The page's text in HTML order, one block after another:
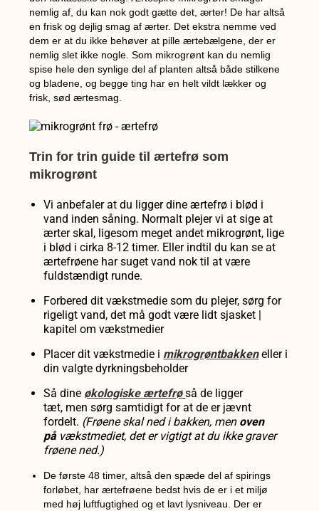
nemlig af, du kan nok godt gætte det, ærter! De har altså
en frisk og dejlig smag af ærter. Det ekstra nemme ved
dem er at du ikke behøver at pille ærtebælgene, der er
nemlig slet ikke nogle. Som mikrogrønt kan du nemlig
spise hele den synlige del af planten altså både stilkene
og bladene, og begge ting har en helt vildt lækker og
frisk, sød ærtesmag.
Trin for trin guide til ærtefrø som
mikrogrønt
Vi anbefaler at du ligger dine ærtefrø i blød i
vand inden såning. Normalt plejer vi at sige at
ærter skal, ligesom meget andet mikrogrønt, lige
i blød i cirka 8-12 timer. Eller indtil du kan se at
ærtefrøene har suget vand nok til at være
fuldstændigt runde.
Forbered dit vækstmedie som du plejer, sørg for
rigeligt vand, det må godt være lidt sjasket |
kapitel om vækstmedier
Placer dit vækstmedie i mikrogrøntbakkeneller i
din valgte dyrkningsbeholder
Så dine økologiske ærtefrø så de ligger
tæt, men sørg samtidigt for at de erjævnt
fordelt. (Frøeneskal ned i bakken, men oven
på vækstmediet, det er vigtigt at du ikke graver
frøene ned.)
De første 48 timer, altså den spæde del af spirings
forløbet, har ærtefrøene bedst hvis de er i et miljø
med høj luftfugtighed og et lavt lysniveau. Der er